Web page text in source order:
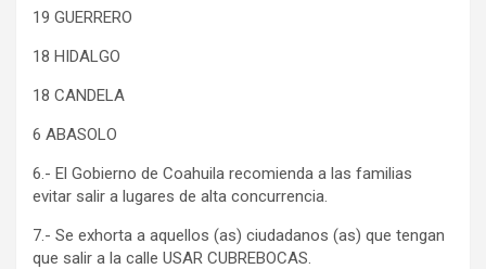
19 GUERRERO
18 HIDALGO
18 CANDELA
6 ABASOLO
6.- El Gobierno de Coahuila recomienda a las familias
evitar salir a lugares de alta concurrencia.
7.- Se exhorta a aquellos (as) ciudadanos (as) que tengan
que salir a la calle USAR CUBREBOCAS.